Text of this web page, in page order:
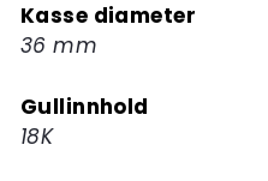
ventelisten
for
produktet
Kasse diameter
36 mm
Gullinnhold
18K